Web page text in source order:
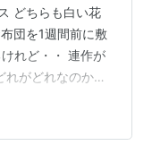
どちらも白い花
団を1週間前に敷
れど・・ 連作が
がどれなのか品
#イチゴの花